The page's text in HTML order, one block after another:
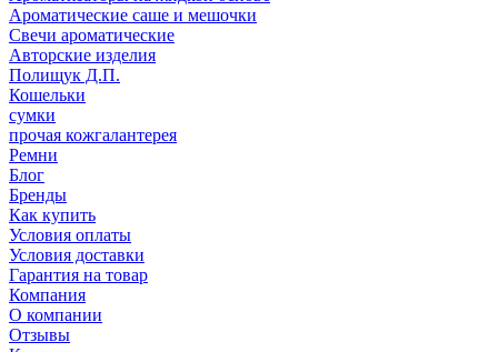
Ароматические саше и мешочки
Свечи ароматические
Авторские изделия
Полищук Д.П.
Кошельки
сумки
прочая кожгалантерея
Ремни
Блог
Бренды
Как купить
Условия оплаты
Условия доставки
Гарантия на товар
Компания
О компании
Отзывы